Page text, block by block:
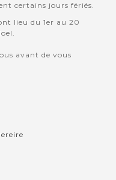
certains jours fériés.
lieu du 1er au 20
avant de vous